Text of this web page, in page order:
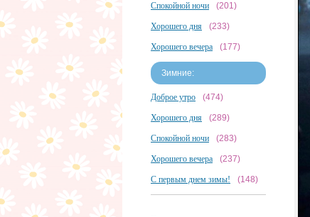
Спокойной ночи (201)
Хорошего дня (233)
Хорошего вечера (177)
Зимние:
Доброе утро (474)
Хорошего дня (289)
Спокойной ночи (283)
Хорошего вечера (237)
С первым днем зимы! (148)